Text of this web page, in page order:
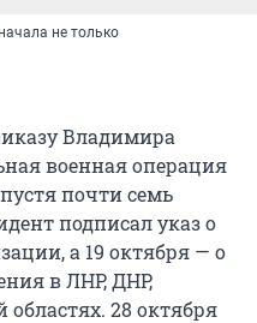
не только
Владимира
военная операция
почти семь
подписал указ о
а 19 октября — о
в ЛНР, ДНР,
28 октября